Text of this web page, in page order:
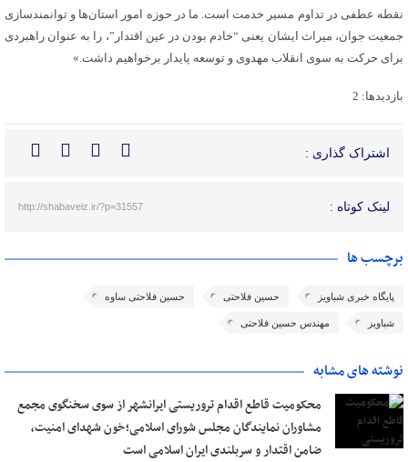
نقطه عطفی در تداوم مسیر خدمت است. ما در حوزه امور استان‌ها و توانمندسازی
جمعیت جوان، میراث ایشان یعنی “خادم بودن در عین اقتدار”، را به عنوان راهبردی
برای حرکت به سوی انقلاب مهدوی و توسعه پایدار برخواهیم داشت.»
بازدیدها: 2
اشتراک گذاری :
لینک کوتاه : http://shabaveiz.ir/?p=31557
برچسب ها
پایگاه خبری شباویز حسین فلاحتی حسین فلاحتی ساوه
شباویز مهندس حسین فلاحتی
نوشته های مشابه
محکومیت قاطع اقدام تروریستی ایرانشهر از سوی سخنگوی مجمع
مشاوران نمایندگان مجلس شورای اسلامی؛خون شهدای امنیت،
ضامن اقتدار و سربلندی ایران اسلامی است